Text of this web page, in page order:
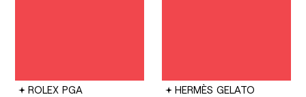
ROLEX PGA HERMÈS GELATO